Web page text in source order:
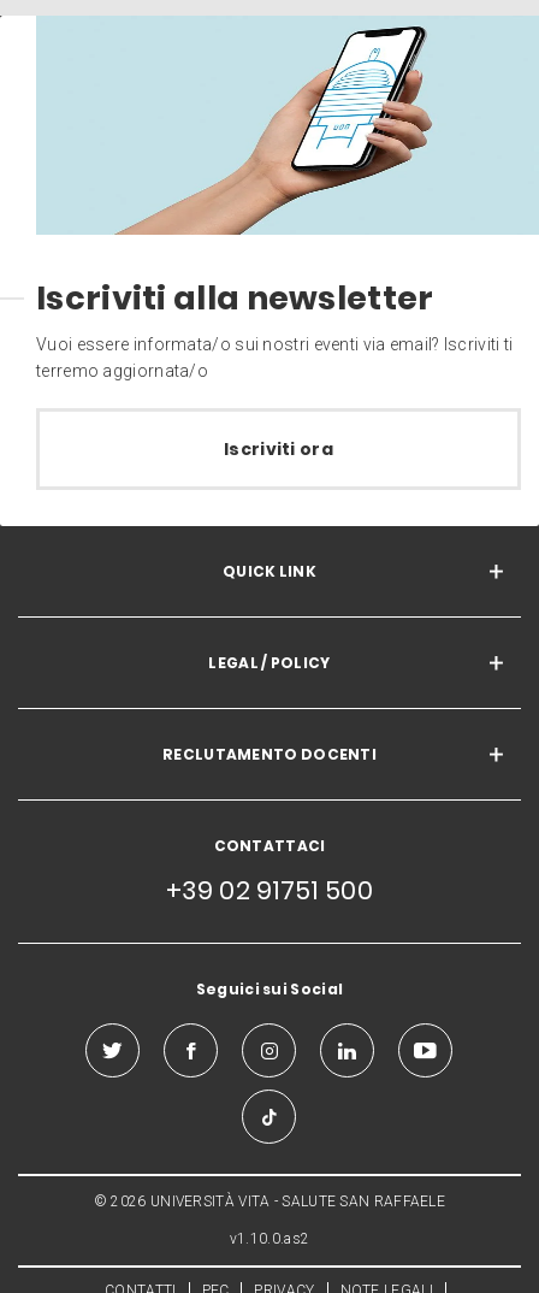
Iscriviti alla newsletter
Vuoi essere informata/o sui nostri eventi via email? Iscriviti ti
terremo aggiornata/o
Iscriviti ora
QUICK LINK
LEGAL / POLICY
RECLUTAMENTO DOCENTI
CONTATTACI
+39 02 91751 500
Seguici sui Social
© 2026 UNIVERSITÀ VITA - SALUTE SAN RAFFAELE
v1.10.0.as2